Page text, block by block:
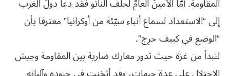
إلى “الاستعداد لسماع أنباء سيّئة من أوكرانيا” معترفا بأن
“الوضع في كييف حرِج”.
لنبدأ من غزة حيث تدور معارك ضارية بين المقاومة وجيش